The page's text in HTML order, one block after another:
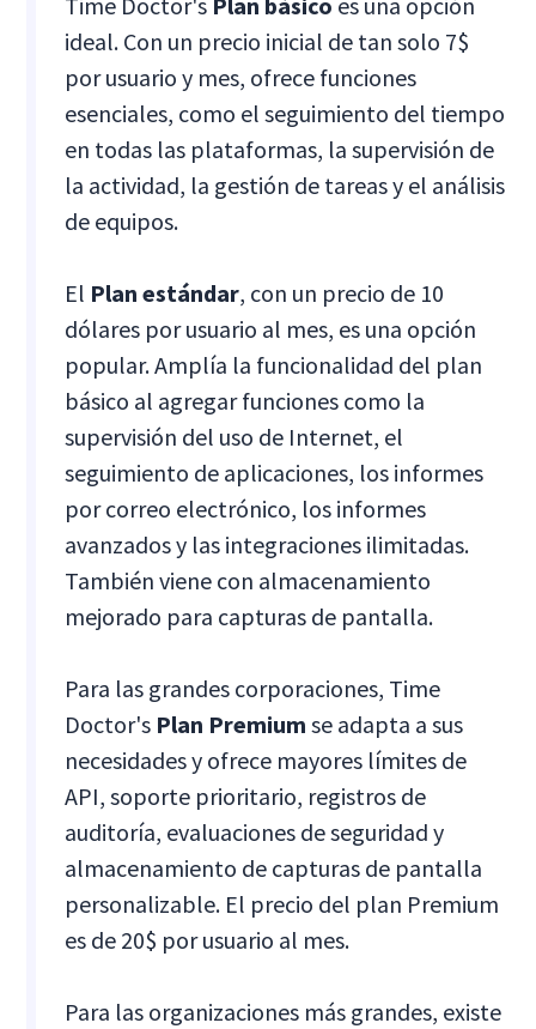
ideal. Con un precio inicial de tan solo 7$
por usuario y mes, ofrece funciones
esenciales, como el seguimiento del tiempo
en todas las plataformas, la supervisión de
la actividad, la gestión de tareas y el análisis
de equipos.
El Plan estándar, con un precio de 10
dólares por usuario al mes, es una opción
popular. Amplía la funcionalidad del plan
básico al agregar funciones como la
supervisión del uso de Internet, el
seguimiento de aplicaciones, los informes
por correo electrónico, los informes
avanzados y las integraciones ilimitadas.
También viene con almacenamiento
mejorado para capturas de pantalla.
Para las grandes corporaciones, Time
Doctor's Plan Premium se adapta a sus
necesidades y ofrece mayores límites de
API, soporte prioritario, registros de
auditoría, evaluaciones de seguridad y
almacenamiento de capturas de pantalla
personalizable. El precio del plan Premium
es de 20$ por usuario al mes.
Para las organizaciones más grandes, existe